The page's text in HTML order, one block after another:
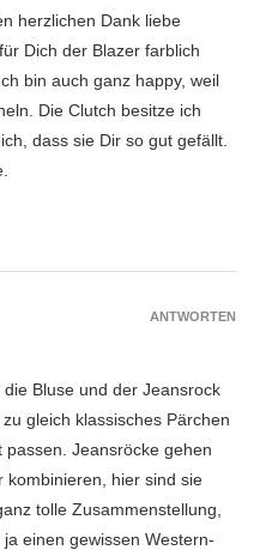
herzlichen Dank liebe
Dich der Blazer farblich
bin auch ganz happy, weil
Die Clutch besitze ich
dass sie Dir so gut gefällt.
Bluse und der Jeansrock
gleich klassisches Pärchen
Jeansröcke gehen
kombinieren, hier sind sie
tolle Zusammenstellung,
einen gewissen Western-
ANTWORTEN